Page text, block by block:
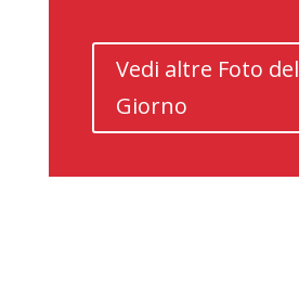
Vedi altre Foto del
Giorno